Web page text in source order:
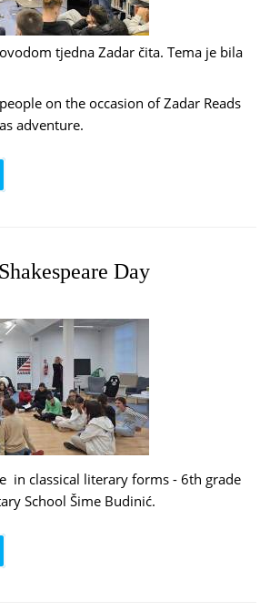
tjedna Zadar čita. Tema je bila
on the occasion of Zadar Reads
adventure.
Day
in classical literary forms - 6th grade
School Šime Budinić.